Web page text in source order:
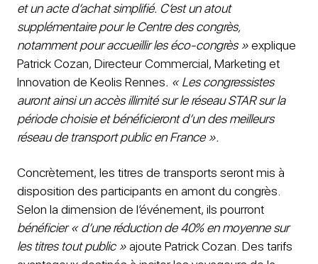
et un acte d’achat simplifié. C’est un atout
supplémentaire pour le Centre des congrès,
notamment pour accueillir les éco-congrès »explique
Patrick Cozan, Directeur Commercial, Marketing et
Innovation de Keolis Rennes. « Les congressistes
auront ainsi un accès illimité sur le réseau STAR sur la
période choisie et bénéficieront d’un des meilleurs
réseau de transport public en France ».
Concrètement, les titres de transports seront mis à
disposition des participants en amont du congrès.
Selon la dimension de l’événement, ils pourront
bénéficier « d’une réduction de 40% en moyenne sur
les titres tout public »ajoute Patrick Cozan. Des tarifs